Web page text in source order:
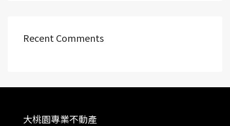
Recent Comments
大桃園專業不動產